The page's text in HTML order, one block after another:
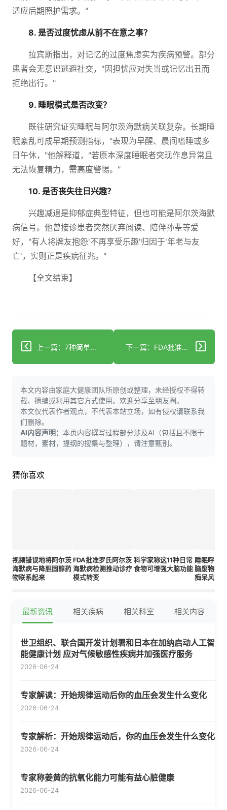
适应后期照护需求。"
8. 是否过度忧虑从前不在意之事？
拉宾斯指出，对记忆的过度焦虑实为疾病预警。部分
患者会无意识逃避社交，"因担忧应对失当或记忆出丑而
拒绝出行。"
9. 睡眠模式是否改变？
既往研究证实睡眠与阿尔茨海默病关联复杂。长期睡
眠紊乱可成早期预测指标，"表现为早醒、晨间嗜睡或多
日午休，"他解释道，"若原本深度睡眠者突现作息异常且
无法恢复精力，需高度警惕。"
10. 是否丧失往日兴趣？
兴趣减退是抑郁症典型特征，但也可能是阿尔茨海默
病信号。他曾接诊患者突然厌弃阅读、陪伴孙辈等爱
好，"有人将牌友抱怨'不再享受乐趣'归因于'年老与友
亡'，实则正是疾病征兆。"
【全文结束】
上一篇：7种简单方法保护您的大脑健康 下一篇：FDA批准罗氏阿尔茨海默病检测 引发护理模式转变
本文内容由家庭大健康团队所原创或整理，未经授权不得转
载、摘编或利用其它方式使用。欢迎分享至朋友圈。
本文仅代表作者观点，不代表本站立场，如有侵权请联系我
们删除。
AI内容声明： 本页内容撰写过程部分涉及AI（包括且不限于
题材，素材，提纲的搜集与整理），请注意甄别。
猜你喜欢
视频错误地将阿尔茨
海默病与降胆固醇药
物联系起来
FDA批准罗氏阿尔茨
海默病检测推动诊疗
模式转变
科学家称这11种日常
食物可增强大脑功能
睡眠呼吸
脑废物排
痴呆风险
最新资讯 相关疾病 相关科室 相关内容
世卫组织、联合国开发计划署和日本在加纳启动人工智
能健康计划 应对气候敏感性疾病并加强医疗服务
2026-06-24
专家解读：开始规律运动后你的血压会发生什么变化
2026-06-24
专家解析：开始规律运动后，你的血压会发生什么变化
2026-06-24
专家称姜黄的抗氧化能力可能有益心脏健康
2026-06-24